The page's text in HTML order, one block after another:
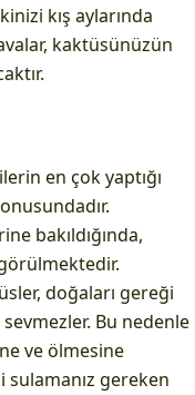
kış aylarında
kaktüsünüzün
en çok yaptığı
bakıldığında,
doğaları gereği
Bu nedenle
ve ölmesine
gereken